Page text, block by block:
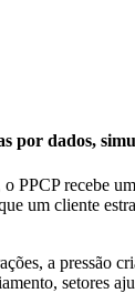
por dados,
PPCP recebe
cliente
a
setores